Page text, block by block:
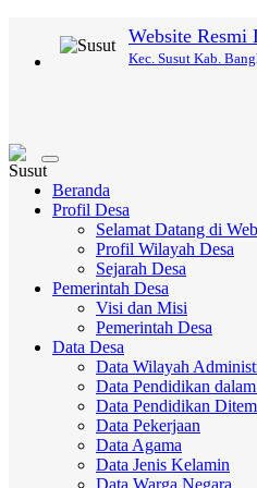
Website Resmi
Kec. Susut Kab.
Toggle
navigation
Beranda
Profil Desa
Selamat Datang di
Profil Wilayah Desa
Sejarah Desa
Pemerintah Desa
Visi dan Misi
Pemerintah Desa
Data Desa
Data Wilayah
Data Pendidikan
Data Pendidikan
Data Pekerjaan
Data Agama
Data Jenis Kelamin
Data Warga Negara